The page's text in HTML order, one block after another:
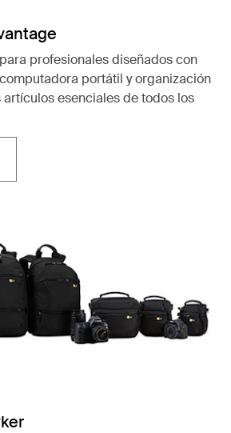
profesionales diseñados con
portátil y organización
esenciales de todos los
una nueva pestaña